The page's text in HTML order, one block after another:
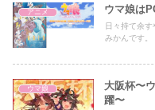
アニメ ウマ娘は
日々持て余
みかんです。
ウマ娘
大阪杯〜
躍〜